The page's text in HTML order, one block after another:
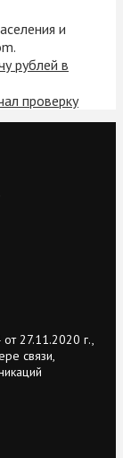
и
рублей в
проверку
27.11.2020 г.,
связи,